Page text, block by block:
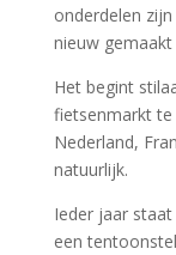
onderdelen
nieuw
Het begint
fietsenmarkt
Nederland,
natuurlijk.
Ieder jaar
een